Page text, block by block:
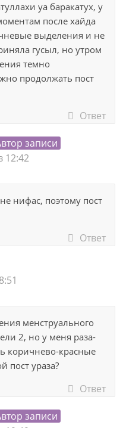
уа баракатух, у
после хайда
выделения и не
гусыл, но утром
темно
продолжать пост
Ответ
записи
12:42
нифас, поэтому пост
Ответ
менструального
2, но у меня раза-
коричнево-красные
пост ураза?
Ответ
записи